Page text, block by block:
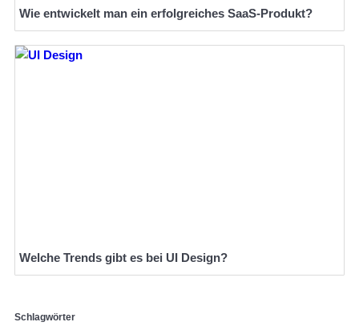
Wie entwickelt man ein erfolgreiches SaaS-Produkt?
Welche Trends gibt es bei UI Design?
Schlagwörter